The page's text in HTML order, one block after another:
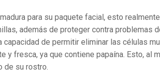
para su paquete facial, esto
además de proteger contra problemas
capacidad de permitir eliminar las células
y fresca, ya que contiene papaína. Esto, al
de su rostro.